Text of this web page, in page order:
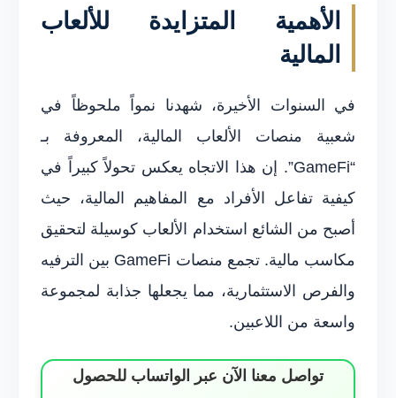
الأهمية المتزايدة للألعاب
المالية
في السنوات الأخيرة، شهدنا نمواً ملحوظاً في
شعبية منصات الألعاب المالية، المعروفة بـ
“GameFi”. إن هذا الاتجاه يعكس تحولاً كبيراً في
كيفية تفاعل الأفراد مع المفاهيم المالية، حيث
أصبح من الشائع استخدام الألعاب كوسيلة لتحقيق
مكاسب مالية. تجمع منصات GameFi بين الترفيه
والفرص الاستثمارية، مما يجعلها جذابة لمجموعة
واسعة من اللاعبين.
تواصل معنا الآن عبر الواتساب للحصول